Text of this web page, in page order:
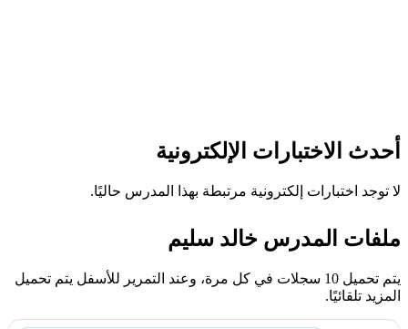
أحدث الاختبارات الإلكترونية
لا توجد اختبارات إلكترونية مرتبطة بهذا المدرس حاليًا.
ملفات المدرس خالد سليم
يتم تحميل 10 سجلات في كل مرة، وعند التمرير للأسفل يتم تحميل
المزيد تلقائيًا.